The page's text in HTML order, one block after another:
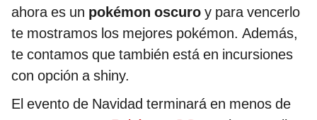
ahora es un pokémon oscuro y para vencerlo
te mostramos los mejores pokémon. Además,
te contamos que también está en incursiones
con opción a shiny.
El evento de Navidad terminará en menos de